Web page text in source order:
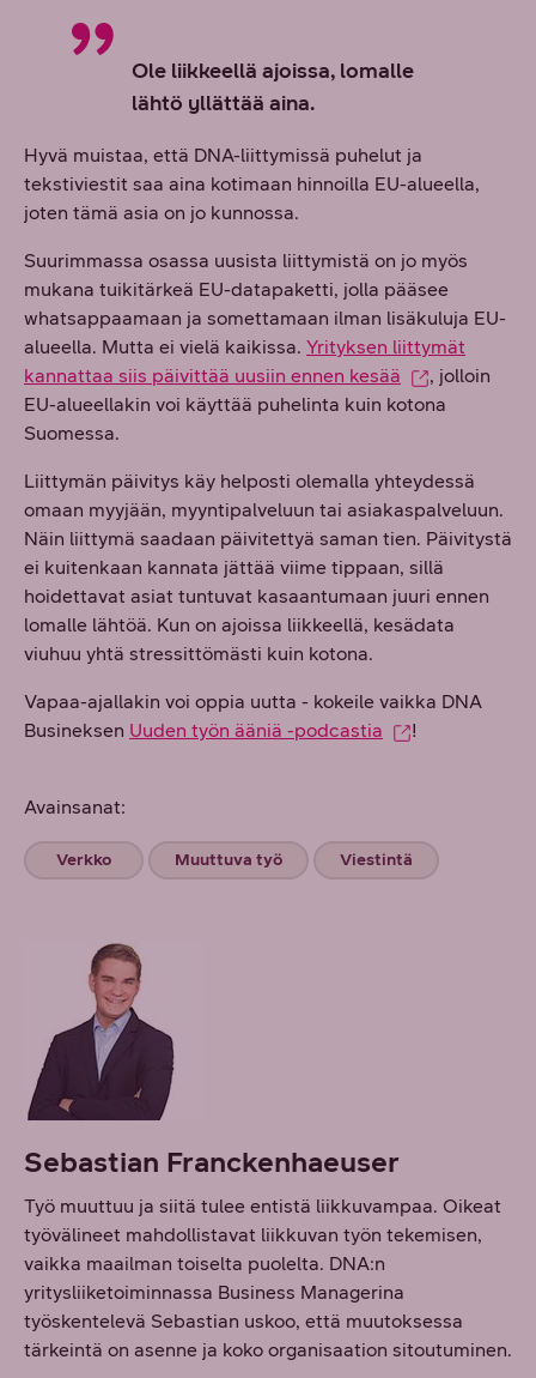
Ole liikkeellä ajoissa, lomalle
lähtö yllättää aina.
Hyvä muistaa, että DNA-liittymissä puhelut ja
tekstiviestit saa aina kotimaan hinnoilla EU-alueella,
joten tämä asia on jo kunnossa.
Suurimmassa osassa uusista liittymistä on jo myös
mukana tuikitärkeä EU-datapaketti, jolla pääsee
whatsappaamaan ja somettamaan ilman lisäkuluja EU-
alueella. Mutta ei vielä kaikissa. Yrityksen liittymät
kannattaa siis päivittää uusiin ennen kesää
, jolloin
EU-alueellakin voi käyttää puhelinta kuin kotona
Suomessa.
Liittymän päivitys käy helposti olemalla yhteydessä
omaan myyjään, myyntipalveluun tai asiakaspalveluun.
Näin liittymä saadaan päivitettyä saman tien. Päivitystä
ei kuitenkaan kannata jättää viime tippaan, sillä
hoidettavat asiat tuntuvat kasaantumaan juuri ennen
lomalle lähtöä. Kun on ajoissa liikkeellä, kesädata
viuhuu yhtä stressittömästi kuin kotona.
Vapaa-ajallakin voi oppia uutta - kokeile vaikka DNA
Busineksen Uuden työn ääniä -podcastia !
Avainsanat:
Verkko Muuttuva työ Viestintä
Sebastian Franckenhaeuser
Työ muuttuu ja siitä tulee entistä liikkuvampaa. Oikeat
työvälineet mahdollistavat liikkuvan työn tekemisen,
vaikka maailman toiselta puolelta. DNA:n
yritysliiketoiminnassa Business Managerina
työskentelevä Sebastian uskoo, että muutoksessa
tärkeintä on asenne ja koko organisaation sitoutuminen.